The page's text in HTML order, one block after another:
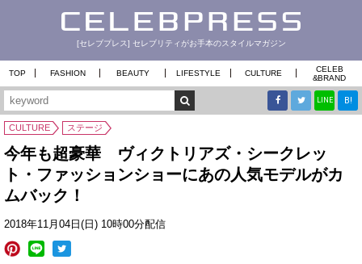
[セレブプレス] セレブリティがお手本のスタイルマガジン
TOP FASHION BEAUTY LIFESTYLE CULTURE
CELEB
&BRAND
LINE B!
CULTURE ステージ
今年も超豪華 ヴィクトリアズ・シークレッ
ト・ファッションショーにあの人気モデルがカ
ムバック！
2018年11月04日(日) 10時00分配信